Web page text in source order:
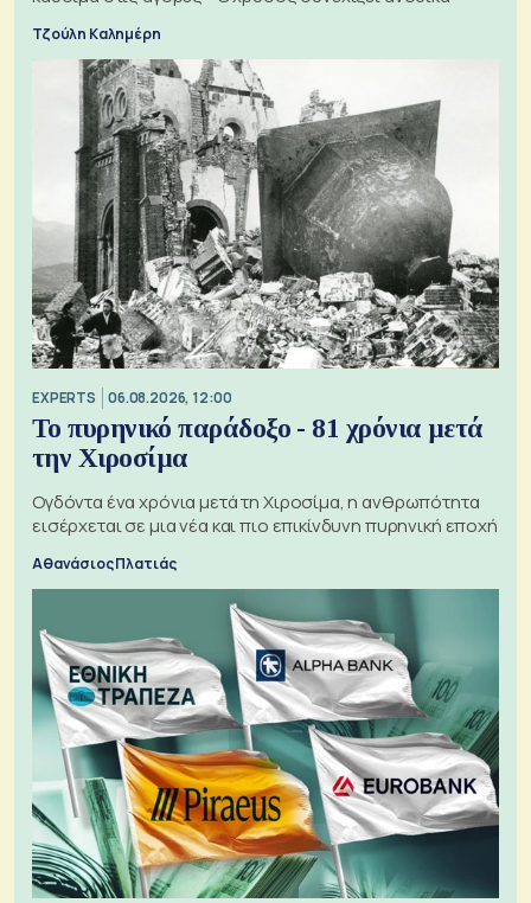
Τζούλη Καλημέρη
EXPERTS 06.08.2026, 12:00
Το πυρηνικό παράδοξο - 81 χρόνια μετά
την Χιροσίμα
Ογδόντα ένα χρόνια μετά τη Χιροσίμα, η ανθρωπότητα
εισέρχεται σε μια νέα και πιο επικίνδυνη πυρηνική εποχή
Αθανάσιος Πλατιάς